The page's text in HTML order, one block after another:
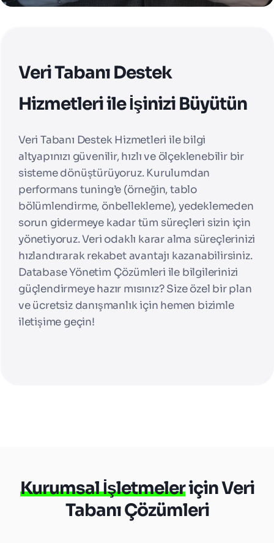
Veri Tabanı Destek
Hizmetleri ile İşinizi Büyütün
Veri Tabanı Destek Hizmetleri ile bilgi
altyapınızı güvenilir, hızlı ve ölçeklenebilir bir
sisteme dönüştürüyoruz. Kurulumdan
performans tuning’e (örneğin, tablo
bölümlendirme, önbellekleme), yedeklemeden
sorun gidermeye kadar tüm süreçleri sizin için
yönetiyoruz.Veri odaklı karar alma süreçlerinizi
hızlandırarak rekabet avantajı kazanabilirsiniz.
Database Yönetim Çözümleri ile bilgilerinizi
güçlendirmeye hazır mısınız? Size özel bir plan
ve ücretsiz danışmanlık için hemen bizimle
iletişime geçin!
Kurumsal İşletmeleriçin Veri
Tabanı Çözümleri